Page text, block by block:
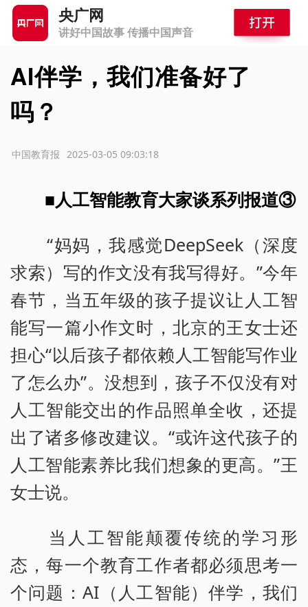
央广网
讲好中国故事 传播中国声音
AI伴学，我们准备好了
吗？
2025-03-05 09:03:18
中国教育报
■人工智能教育大家谈系列报道③
“妈妈，我感觉DeepSeek（深度
求索）写的作文没有我写得好。”今年
春节，当五年级的孩子提议让人工智
能写一篇小作文时，北京的王女士还
担心“以后孩子都依赖人工智能写作业
了怎么办”。没想到，孩子不仅没有对
人工智能交出的作品照单全收，还提
出了诸多修改建议。“或许这代孩子的
人工智能素养比我们想象的更高。”王
女士说。
当人工智能颠覆传统的学习形
态，每一个教育工作者都必须思考一
个问题：AI（人工智能）伴学，我们